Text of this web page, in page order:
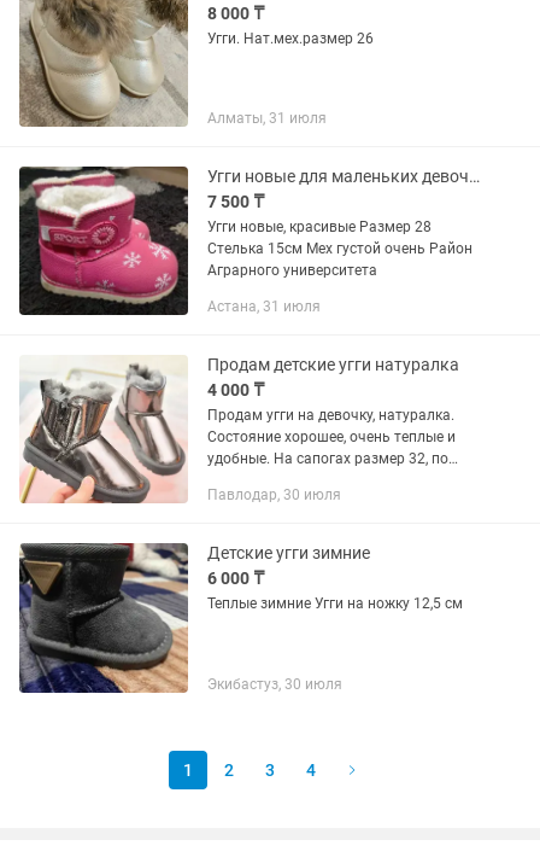
8 000 ₸
Угги. Нат.мех.размер 26
Алматы, 31 июля
Угги новые для маленьких девочек
7 500 ₸
Угги новые, красивые Размер 28
Стелька 15см Мех густой очень Район
Аграрного университета
Астана, 31 июля
Продам детские угги натуралка
4 000 ₸
Продам угги на девочку, натуралка.
Состояние хорошее, очень теплые и
удобные. На сапогах размер 32, по
Павлодар, 30 июля
Детские угги зимние
6 000 ₸
Теплые зимние Угги на ножку 12,5 см
Экибастуз, 30 июля
1 2 3 4